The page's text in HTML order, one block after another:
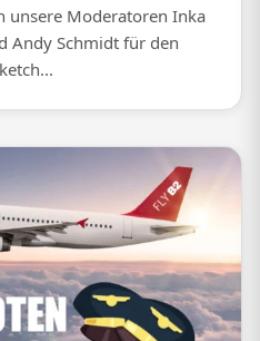
unsere Moderatoren Inka
Andy Schmidt für den